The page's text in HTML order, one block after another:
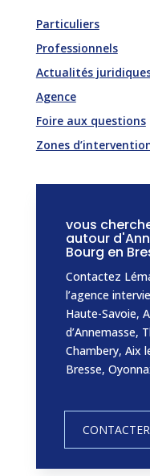
Particuliers
Professionnels
Actualités
Agence
Foire aux questions
Zones
vous
autour
Bourg en
Contactez
l’agence
Haute-Savoie,
d’Annemasse,
Chambery, Aix
Bresse,